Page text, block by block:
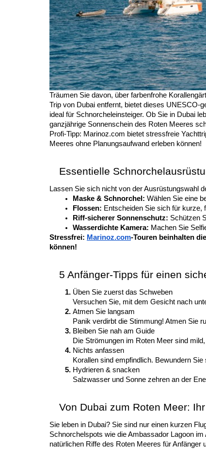
Träumen Sie davon, über farbenfrohe
Trip von Dubai entfernt, bietet dieses UNESCO-
ideal für Schnorcheleinsteiger. Ob Sie in Dubai
ganzjährige Sonnenschein des Roten Meeres
Profi-Tipp: Marinoz.com bietet stressfreie
Meeres ohne Planungsaufwand erleben können!
Essentielle
Lassen Sie sich nicht von der Ausrüstungswahl
Maske & Schnorchel: Wählen Sie eine
Flossen: Entscheiden Sie sich für kurze,
Riff-sicherer Sonnenschutz: Schützen
Wasserdichte Kamera: Machen Sie
Stressfrei: Marinoz.com-Touren beinhalten
können!
5 Anfänger-Tipps für einen
Üben Sie zuerst das Schweben
Versuchen Sie, mit dem Gesicht nach
Atmen Sie langsam
Panik verdirbt die Stimmung! Atmen Sie
Bleiben Sie nah am Guide
Die Strömungen im Roten Meer sind
Nichts anfassen
Korallen sind empfindlich. Bewundern
Hydrieren & snacken
Salzwasser und Sonne zehren an der
Von Dubai zum Roten Meer:
Sie leben in Dubai? Sie sind nur einen kurzen
Schnorchelspots wie die Ambassador Lagoon
natürlichen Riffe des Roten Meeres für Anfänger